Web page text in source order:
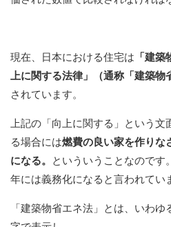
現在、日本における住宅は 「建
上に関する法律」（通称「建築物
されています。
上記の「向上に関する」という
る場合には燃費の良い家を作りな
になる。
といういうことなのです
年には義務化になると言われてい
「建築物省エネ法」とは、いわ